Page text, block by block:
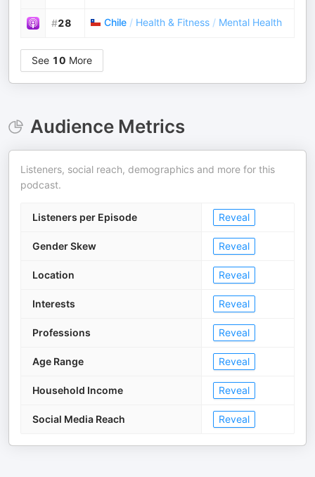
#28 Chile / Health & Fitness / Mental Health
See 10 More
Audience Metrics
Listeners, social reach, demographics and more for this
podcast.
Listeners per Episode Reveal
Gender Skew Reveal
Location Reveal
Interests Reveal
Professions Reveal
Age Range Reveal
Household Income Reveal
Social Media Reach Reveal